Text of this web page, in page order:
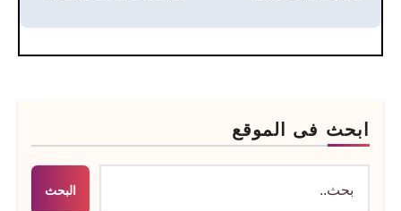
ابحث فى الموقع
البحث